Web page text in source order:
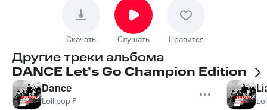
Скачать Слушать Нравится
Другие треки альбома
DANCE Let's Go Champion Edition
Dance
Lollipop F